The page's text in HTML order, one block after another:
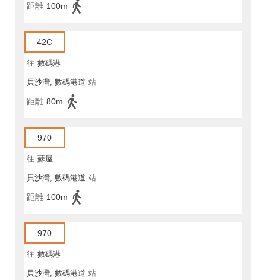
距離 100m
42C
往 數碼港
貝沙灣, 數碼港道 站
距離 80m
970
往 蘇屋
貝沙灣, 數碼港道 站
距離 100m
970
往 數碼港
貝沙灣, 數碼港道 站